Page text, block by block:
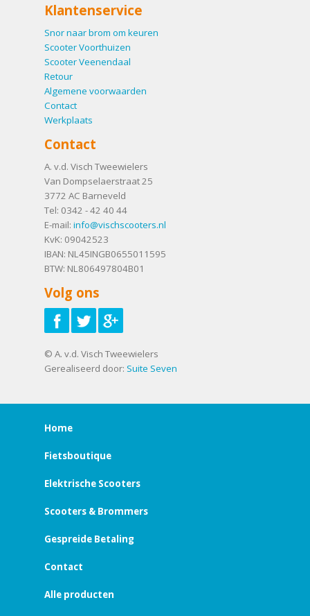
Klantenservice
Snor naar brom om keuren
Scooter Voorthuizen
Scooter Veenendaal
Retour
Algemene voorwaarden
Contact
Werkplaats
Contact
A. v.d. Visch Tweewielers
Van Dompselaerstraat 25
3772 AC Barneveld
Tel: 0342 - 42 40 44
E-mail: info@vischscooters.nl
KvK: 09042523
IBAN: NL45INGB0655011595
BTW: NL806497804B01
Volg ons
© A. v.d. Visch Tweewielers
Gerealiseerd door: Suite Seven
Home
Fietsboutique
Elektrische Scooters
Scooters & Brommers
Gespreide Betaling
Contact
Alle producten